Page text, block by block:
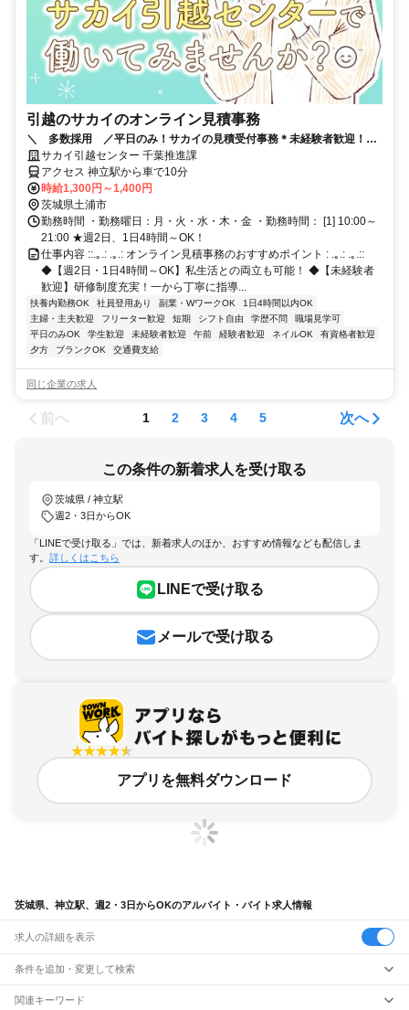
引越のサカイのオンライン見積事務
＼ 多数採用 ／平日のみ！サカイの見積受付事務＊未経験者歓迎！週
2日・1日4H～でプライベート充実！
サカイ引越センター 千葉推進課
アクセス 神立駅から車で10分
時給1,300円～1,400円
茨城県土浦市
勤務時間 ・勤務曜日：月・火・水・木・金 ・勤務時間： [1] 10:00～
21:00 ★週2日、1日4時間～OK！
仕事内容 ::.｡.: .｡.: オンライン見積事務のおすすめポイント : .｡.: .｡.::
◆【週2日・1日4時間～OK】私生活との両立も可能！ ◆【未経験者
歓迎】研修制度充実！一から丁寧に指導...
扶養内勤務OK 社員登用あり 副業・WワークOK
1日4時間以内OK
主婦・主夫歓迎
フリーター歓迎 短期 シフト自由 学歴不問
職場見学可
平日のみOK
学生歓迎 未経験者歓迎 午前 経験者歓迎 ネイルOK
有資格者歓迎
夕方
ブランクOK 交通費支給
同じ企業の求人
前へ 1 2 3 4 5 次へ
この条件の新着求人を受け取る
茨城県 / 神立駅
週2・3日からOK
「LINEで受け取る」では、新着求人のほか、おすすめ情報なども配信しま
す。 詳しくはこちら
LINEで受け取る
メールで受け取る
アプリを無料ダウンロード
茨城県、神立駅、週2・3日からOKのアルバイト・バイト求人情報
求人の詳細を表示
条件を追加・変更して検索
市区町村を追加・変更
関連キーワード